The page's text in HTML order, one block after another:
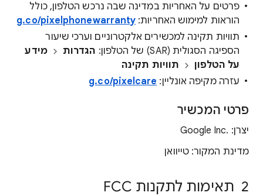
פרטים על האחריות במדינה שבה נרכש הטלפון, כולל
הוראות למימוש האחריות: g.co/pixelphonewarranty
תוויות תקינה למכשירים אלקטרוניים וערכי שיעור
הספיגה הסגולית (SAR) של הטלפון:
הגדרות
מידע
על הטלפון
תוויות תקינה
עזרה מקיפה אונליין: g.co/pixelcare
פרטי המכשיר
יצרן: Google Inc.‎
מדינת המקור: טייוואן
2 תאימות לתקנות FCC